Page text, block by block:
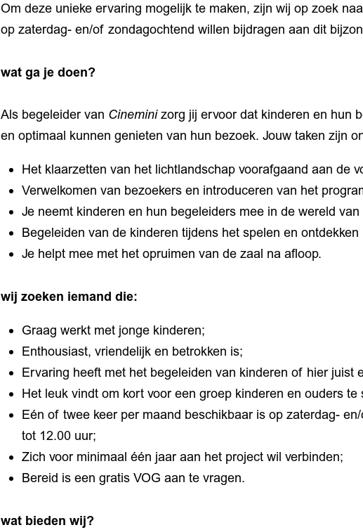
Om deze unieke ervaring mogelijk te maken, zijn wij op zoek
op zaterdag- en/of zondagochtend willen bijdragen aan dit
wat ga je doen?
Als begeleider van Cineminizorg jij ervoor dat kinderen en hun
en optimaal kunnen genieten van hun bezoek. Jouw taken zijn
Het klaarzetten van het lichtlandschap voorafgaand aan de
Verwelkomen van bezoekers en introduceren van het
Je neemt kinderen en hun begeleiders mee in de wereld
Begeleiden van de kinderen tijdens het spelen en
Je helpt mee met het opruimen van de zaal na afloop.
wij zoeken iemand die:
Graag werkt met jonge kinderen;
Enthousiast, vriendelijk en betrokken is;
Ervaring heeft met het begeleiden van kinderen of hier juist
Het leuk vindt om kort voor een groep kinderen en ouders te
Eén of twee keer per maand beschikbaar is op zaterdag-
tot 12.00 uur;
Zich voor minimaal één jaar aan het project wil verbinden;
Bereid is een gratis VOG aan te vragen.
wat bieden wij?